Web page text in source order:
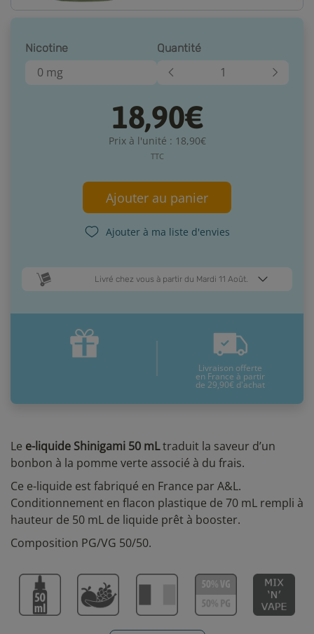
Le e-liquide Shinigami 50 mLtraduit la saveur d’un
bonbon à la pomme verte associé à du frais.
Ce e-liquide est fabriqué en France par A&L.
Conditionnement en flacon plastique de 70 mL rempli à
hauteur de 50 mL de liquide prêt à booster.
Composition PG/VG 50/50.
Nicotine
0 mg
Quantité
18,90€
Prix à l'unité : 18,90€
TTC
Ajouter au panier
Ajouter à ma liste d'envies
Livré chez vous à partir du Mardi 11 Août.
Jeudi 13 Août Mardi 11 Août
* Pour une livraison en France métropolitaine+ d'infos
Livraison offerte
en France à partir
de 29,90€ d'achat